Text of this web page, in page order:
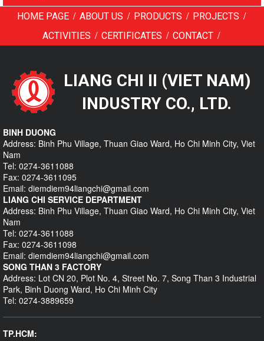
HOME PAGE / ABOUT US / PRODUCTS / PROJECTS /
ACTIVITIES / CERTIFICATES / CONTACT /
LIANG CHI II (VIET NAM)
INDUSTRY CO., LTD.
BINH DUONG
Address: Binh Phu Village, Thuan Giao Ward, Ho Chi Minh City, Viet
Nam
Tel: 0274-3611088
Fax: 0274-3611095
Email: diemdiem94liangchi@gmail.com
LIANG CHI SERVICE DEPARTMENT
Address: Binh Phu Village, Thuan Giao Ward, Ho Chi Minh City, Viet
Nam
Tel: 0274-3611088
Fax: 0274-3611098
Email: diemdiem94liangchi@gmail.com
SONG THAN 3 FACTORY
Address: Lot CN 20, Plot No. 4, Street No. 7, Song Than 3 Industrial
Park, Binh Duong Ward, Ho Chi Minh City
Tel: 0274-3889659
TP.HCM: